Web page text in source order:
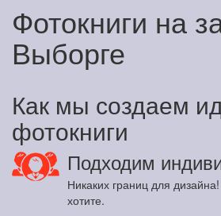
Фотокниги на
Выборге
Как мы создаем
фотокниги
Подходим
Никаких границ для
хотите.